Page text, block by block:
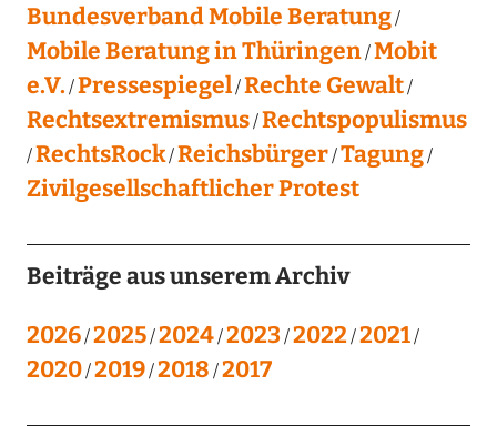
Bundesverband Mobile Beratung
Mobile Beratung in Thüringen Mobit
e.V. Pressespiegel Rechte Gewalt
Rechtsextremismus Rechtspopulismus
RechtsRock Reichsbürger Tagung
Zivilgesellschaftlicher Protest
Beiträge aus unserem Archiv
2026 2025 2024 2023 2022 2021
2020 2019 2018 2017